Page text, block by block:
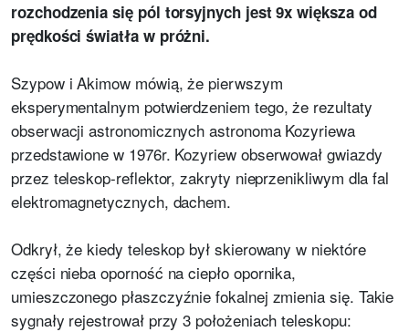
rozchodzenia się pól torsyjnych jest 9x większa od
prędkości światła w próżni.
Szypow i Akimow mówią, że pierwszym
eksperymentalnym potwierdzeniem tego, że rezultaty
obserwacji astronomicznych astronoma Kozyriewa
przedstawione w 1976r. Kozyriew obserwował gwiazdy
przez teleskop-reflektor, zakryty nieprzenikliwym dla fal
elektromagnetycznych, dachem.
Odkrył, że kiedy teleskop był skierowany w niektóre
części nieba oporność na ciepło opornika,
umieszczonego płaszczyźnie fokalnej zmienia się. Takie
sygnały rejestrował przy 3 położeniach teleskopu: